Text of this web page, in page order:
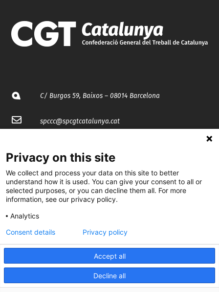
C/ Burgos 59, Baixos – 08014 Barcelona
spccc@spcgtcatalunya.cat
@CGTCatalunya
cgtcatalunya
cgtcatalunya
Desenvolupat per
Privacy on this site
We collect and process your data on this site to better
understand how it is used. You can give your consent to all or
selected purposes, or you can decline them all. For more
information, see our privacy policy.
Analytics
Accept all
Decline all
Consent details Privacy policy